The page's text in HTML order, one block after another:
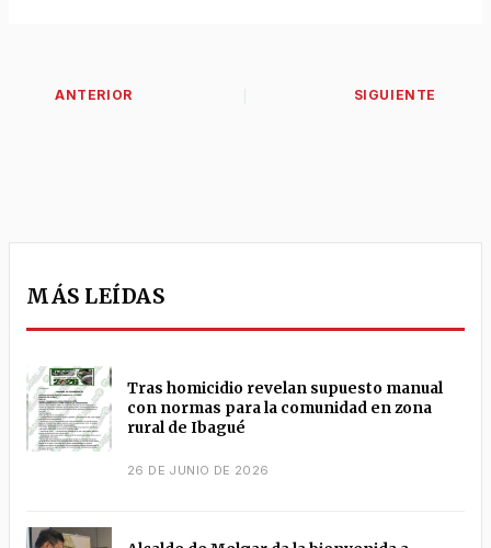
MÁS LEÍDAS
Tras homicidio revelan supuesto manual
con normas para la comunidad en zona
rural de Ibagué
26 DE JUNIO DE 2026